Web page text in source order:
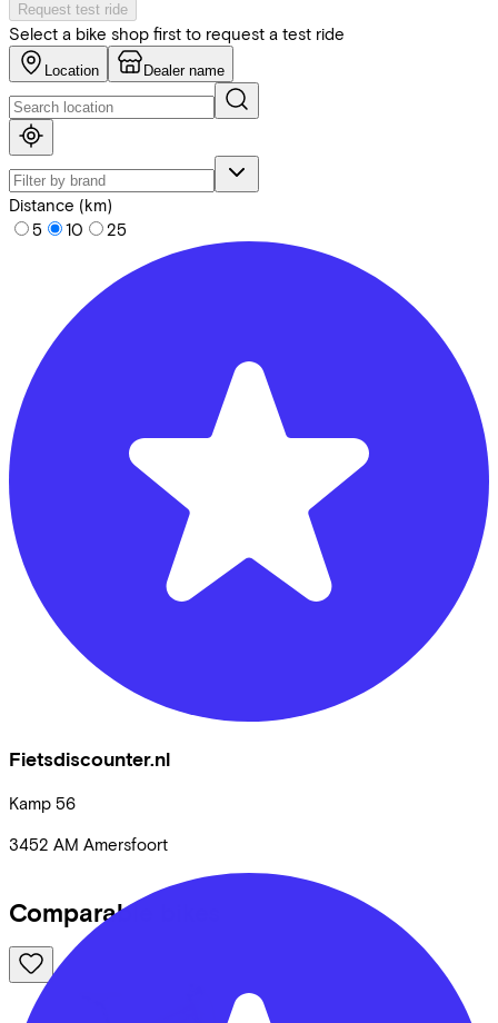
Request test ride
Select a bike shop first to request a test ride
Location Dealer name
Distance (km)
5
10 25
Fietsdiscounter.nl
Kamp 56
3452 AM Amersfoort
Comparable bikes